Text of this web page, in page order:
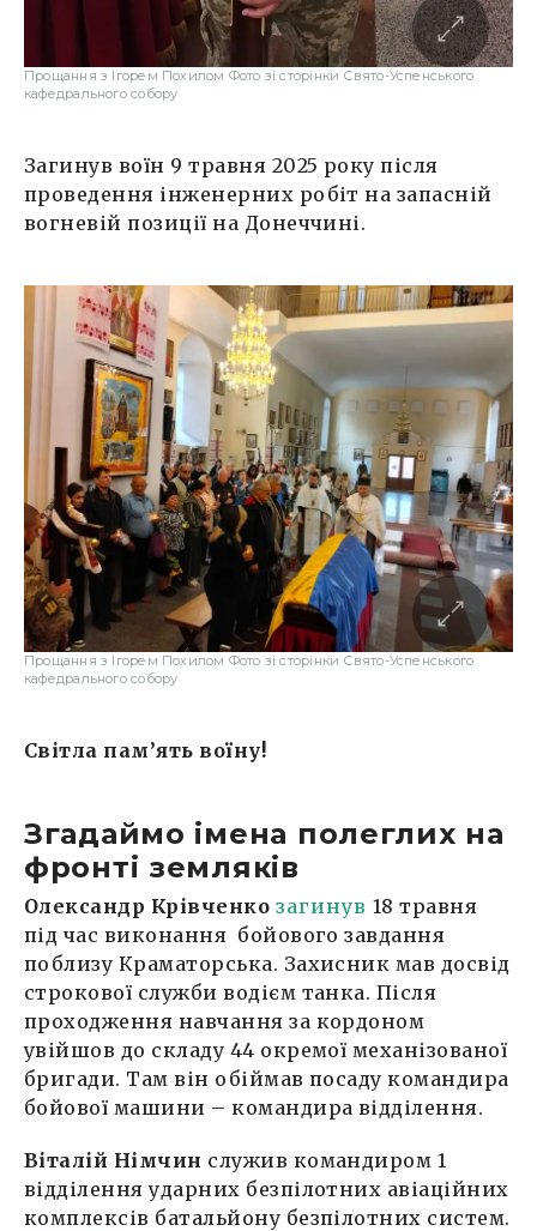
Прощання з Ігорем Похилом Фото зі сторінки Свято-Успенського
кафедрального собору
Загинув воїн 9 травня 2025 року після
проведення інженерних робіт на запасній
вогневій позиції на Донеччині.
Прощання з Ігорем Похилом Фото зі сторінки Свято-Успенського
кафедрального собору
Світла пам’ять воїну!
Згадаймо імена полеглих на
фронті земляків
Олександр Крівченко загинув 18 травня
під час виконання бойового завдання
поблизу Краматорська. Захисник мав досвід
строкової служби водієм танка. Після
проходження навчання за кордоном
увійшов до складу 44 окремої механізованої
бригади. Там він обіймав посаду командира
бойової машини – командира відділення.
Віталій Німчин служив командиром 1
відділення ударних безпілотних авіаційних
комплексів батальйону безпілотних систем.